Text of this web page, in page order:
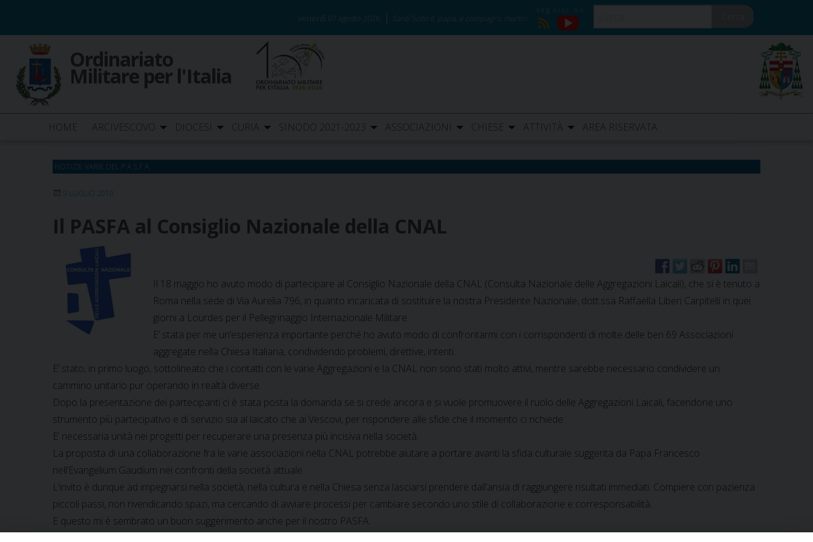
content
venerdì 07 agosto 2026 Santi Sisto II, papa, e compagni, martiri
RSS
YouTube
Ordinariato
Militare per l'Italia
HOME ARCIVESCOVO DIOCESI CURIA SINODO 2021-2023 ASSOCIAZIONI CHIESE ATTIVITÀ AREA RISERVATA
NOTIZIE VARIE DEL P.A.S.F.A.
9 LUGLIO 2019
Il PASFA al Consiglio Nazionale della CNAL
Il 18 maggio ho avuto modo di partecipare al Consiglio Nazionale della CNAL (Consulta Nazionale delle Aggregazioni Laicali), che si è tenuto a
Roma nella sede di Via Aurelia 796, in quanto incaricata di sostituire la nostra Presidente Nazionale, dott.ssa Raffaella Liberi Carpitelli in quei
giorni a Lourdes per il Pellegrinaggio Internazionale Militare.
E’ stata per me un’esperienza importante perché ho avuto modo di confrontarmi con i corrispondenti di molte delle ben 69 Associazioni
aggregate nella Chiesa Italiana, condividendo problemi, direttive, intenti.
E’ stato, in primo luogo, sottolineato che i contatti con le varie Aggregazioni e la CNAL non sono stati molto attivi, mentre sarebbe necessario condividere un
cammino unitario pur operando in realtà diverse.
Dopo la presentazione dei partecipanti ci è stata posta la domanda se si crede ancora e si vuole promuovere il ruolo delle Aggregazioni Laicali, facendone uno
strumento più partecipativo e di servizio sia al laicato che ai Vescovi, per rispondere alle sfide che il momento ci richiede.
E’ necessaria unità nei progetti per recuperare una presenza più incisiva nella società.
La proposta di una collaborazione fra le varie associazioni nella CNAL potrebbe aiutare a portare avanti la sfida culturale suggerita da Papa Francesco
nell’Evangelium Gaudium nei confronti della società attuale.
L’invito è dunque ad impegnarsi nella società, nella cultura e nella Chiesa senza lasciarsi prendere dall’ansia di raggiungere risultati immediati. Compiere con pazienza
piccoli passi, non rivendicando spazi, ma cercando di avviare processi per cambiare secondo uno stile di collaborazione e corresponsabilità.
E questo mi è sembrato un buon suggerimento anche per il nostro PASFA.